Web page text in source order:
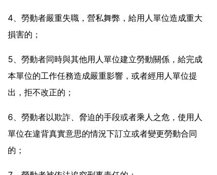
4、勞動者嚴重失職，營私舞弊，給用人單位造成重大
損害的；
5、勞動者同時與其他用人單位建立勞動關係，給完成
本單位的工作任務造成嚴重影響，或者經用人單位提
出，拒不改正的；
6、勞動者以欺詐、脅迫的手段或者乘人之危，使用人
單位在違背真實意思的情況下訂立或者變更勞動合同
的；